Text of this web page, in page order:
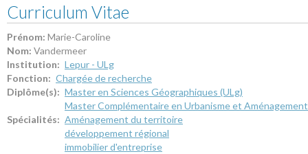
Curriculum Vitae
Prénom: Marie-Caroline
Nom: Vandermeer
Institution: Lepur - ULg
Fonction: Chargée de recherche
Diplôme(s): Master en Sciences Géographiques (ULg)
Master Complémentaire en Urbanisme et
Spécialités: Aménagement du territoire
développement régional
immobilier d'entreprise